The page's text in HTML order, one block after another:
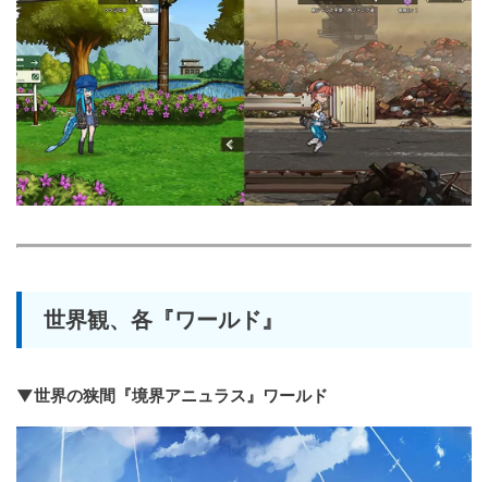
世界観、各『ワールド』
▼世界の狭間『境界アニュラス』ワールド